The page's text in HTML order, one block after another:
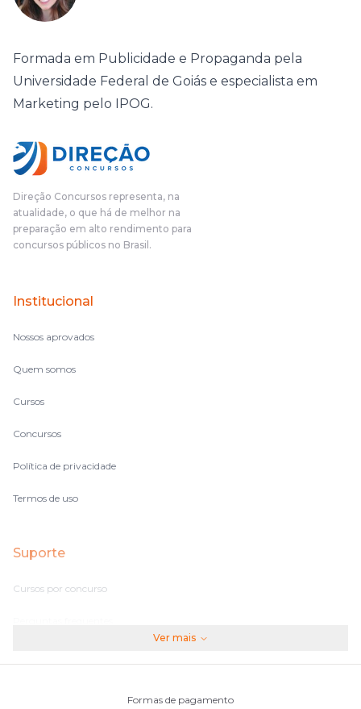
Formada em Publicidade e Propaganda pela
Universidade Federal de Goiás e especialista em
Marketing pelo IPOG.
Direção Concursos representa, na
atualidade, o que há de melhor na
preparação em alto rendimento para
concursos públicos no Brasil.
Institucional
Nossos aprovados
Quem somos
Cursos
Concursos
Política de privacidade
Termos de uso
Suporte
Cursos por concurso
Ver mais
Formas de pagamento